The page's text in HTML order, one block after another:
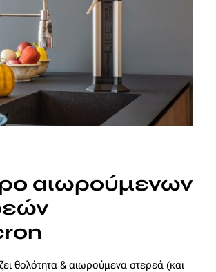
αιωρούμενων
θολότητα & αιωρούμενα στερεά (και